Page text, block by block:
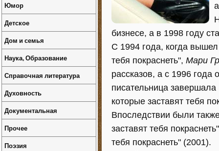
бизнесе, а в 1998 году
С 1994 года, когда
тебя покраснеть", Мари
рассказов, а с 1996 года
писательница
которые заставят тебя
Впоследствии были
заставят тебя
тебя покраснеть" (2001).
Юмор
Детское
Дом и семья
Наука, Образование
Справочная литература
Духовность
Документальная
Прочее
Поэзия